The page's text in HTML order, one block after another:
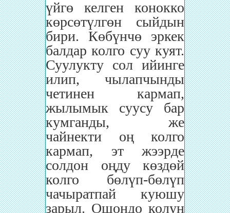
үйгө келген конокко
көрсөтүлгөн сыйдын
бири. Көбүнчө эркек
балдар колго суу куят.
Суулукту сол ийинге
илип, чылапчынды
четинен кармап,
жылымык суусу бар
кумганды, же
чайнекти оң колго
кармап, эт жээрде
солдон оңду көздөй
колго бөлүп-бөлүп
чачыратпай куюшу
зарыл. Ошондо колун